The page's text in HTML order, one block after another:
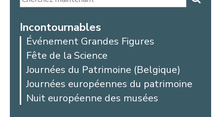
Incontournables
Événement Grandes Figures
Fête de la Science
Journées du Patrimoine (Belgique)
Journées européennes du patrimoine
Nuit européenne des musées